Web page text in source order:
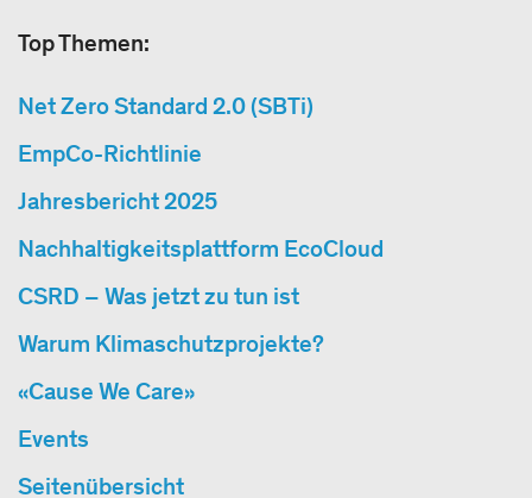
Top Themen:
Net Zero Standard 2.0 (SBTi)
EmpCo-Richtlinie
Jahresbericht 2025
Nachhaltigkeitsplattform EcoCloud
CSRD – Was jetzt zu tun ist
Warum Klimaschutzprojekte?
«Cause We Care»
Events
Seitenübersicht